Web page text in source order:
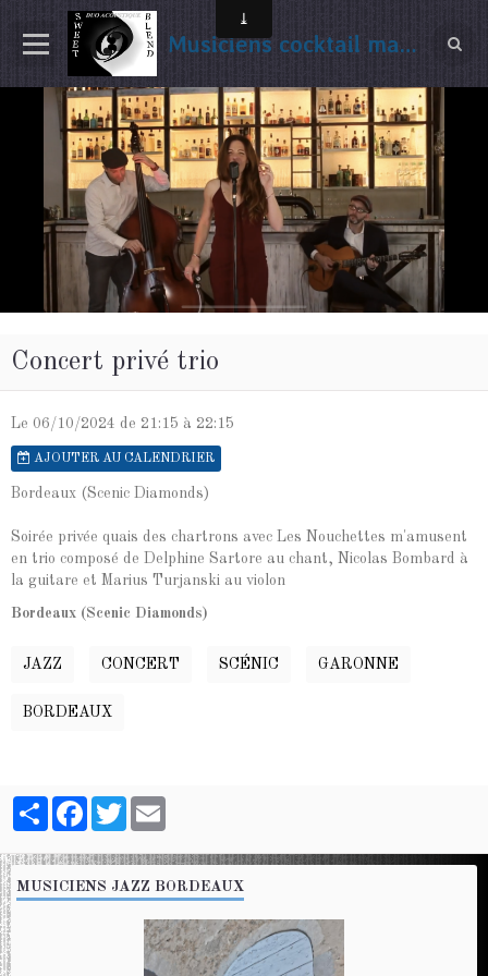
Musiciens cocktail mariage Gironde
Concert privé trio
Le 06/10/2024 de 21:15 à 22:15
AJOUTER AU CALENDRIER
Bordeaux (Scenic Diamonds)
Soirée privée quais des chartrons avec Les Nouchettes m'amusent
en trio composé de Delphine Sartore au chant, Nicolas Bombard à
la guitare et Marius Turjanski au violon
Bordeaux (Scenic Diamonds)
JAZZ CONCERT SCÉNIC GARONNE
BORDEAUX
PartagerFacebookTwitter
MUSICIENS JAZZ BORDEAUX